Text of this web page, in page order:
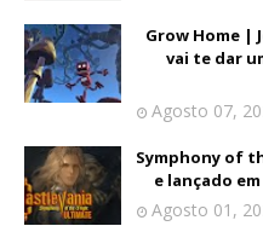
Grow Home |
vai te dar
Agosto 07,
Symphony of
e lançado
Agosto 01,